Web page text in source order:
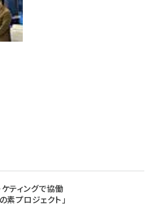
ティングで協働
素プロジェクト」